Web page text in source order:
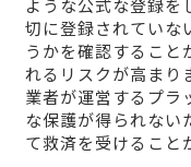
ような公式な登録を
切に登録されていな
うかを確認すること
れるリスクが高まり
業者が運営するプラ
な保護が得られない
て救済を受けること